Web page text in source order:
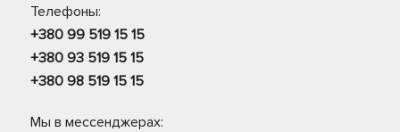
Телефоны:
+380 99 519 15 15
+380 93 519 15 15
+380 98 519 15 15
Мы в мессенджерах: